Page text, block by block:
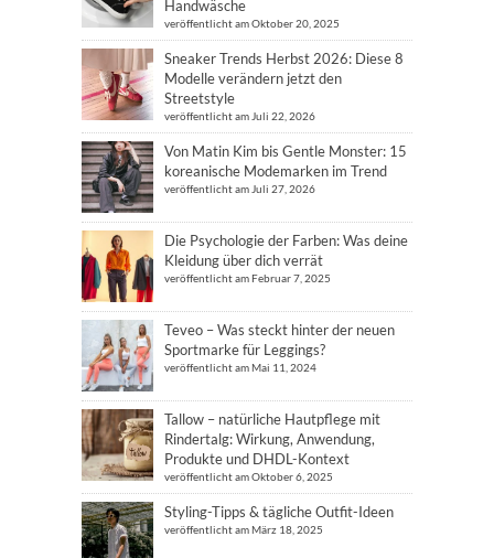
Handwäsche
veröffentlicht am Oktober 20, 2025
Sneaker Trends Herbst 2026: Diese 8
Modelle verändern jetzt den
Streetstyle
veröffentlicht am Juli 22, 2026
Von Matin Kim bis Gentle Monster: 15
koreanische Modemarken im Trend
veröffentlicht am Juli 27, 2026
Die Psychologie der Farben: Was deine
Kleidung über dich verrät
veröffentlicht am Februar 7, 2025
Teveo – Was steckt hinter der neuen
Sportmarke für Leggings?
veröffentlicht am Mai 11, 2024
Tallow – natürliche Hautpflege mit
Rindertalg: Wirkung, Anwendung,
Produkte und DHDL-Kontext
veröffentlicht am Oktober 6, 2025
Styling-Tipps & tägliche Outfit-Ideen
veröffentlicht am März 18, 2025